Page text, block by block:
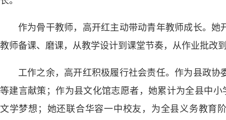
作为骨干教师，高开红主动带动青年教师成长。
教师备课、磨课，从教学设计到课堂节奏，从作业批改
工作之余，高开红积极履行社会责任。作为县政
等建言献策；作为县文化馆志愿者，她累计为全县中
文学梦想；她还联合华容一中校友，为全县义务教育